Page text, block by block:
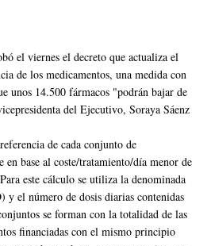
el viernes el decreto que actualiza el
de los medicamentos, una medida con
unos 14.500 fármacos "podrán bajar de
del Ejecutivo, Soraya Sáenz
de cada conjunto de
en base al coste/tratamiento/día menor de
este cálculo se utiliza la denominada
y el número de dosis diarias contenidas
se forman con la totalidad de las
financiadas con el mismo principio